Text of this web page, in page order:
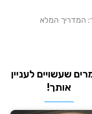
המדריך המלא
שעשויים לעניין
אותך!